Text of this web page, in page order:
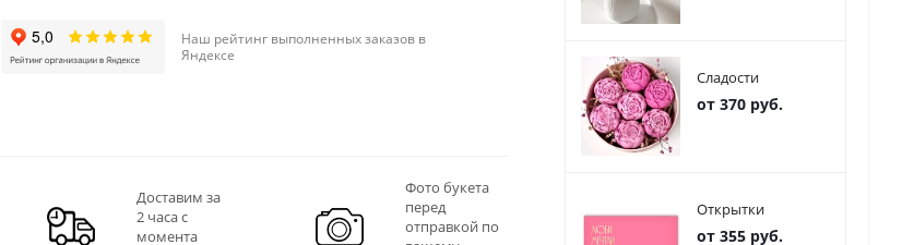
Наш рейтинг выполненных заказов в
Яндексе
Доставим за
2 часа с
момента
Фото букета
перед
отправкой по
Сладости
от 370 руб.
Открытки
от 355 руб.